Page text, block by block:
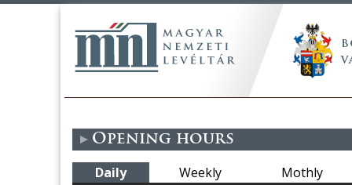
Opening hours
Daily Weekly Mothly